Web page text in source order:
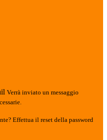
Verrà inviato un messaggio
Effettua il reset della password